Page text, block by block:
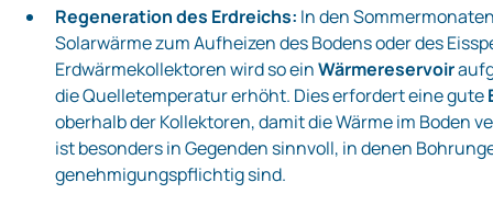
Regeneration des Erdreichs: In den
Solarwärme zum Aufheizen des Bodens oder des
Erdwärmekollektoren wird so einWärmereservoir
die Quelletemperatur erhöht. Dies erfordert eine gute
oberhalb der Kollektoren, damit die Wärme im Boden
ist besonders in Gegenden sinnvoll, in denen
genehmigungspflichtig sind.